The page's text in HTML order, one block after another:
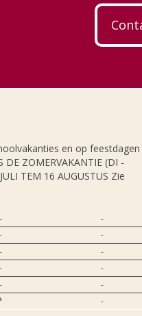
en op feestdagen
ZOMERVAKANTIE (DI -
TEM 16 AUGUSTUS Zie
-
-
-
-
-
-
-
-
-
-
-